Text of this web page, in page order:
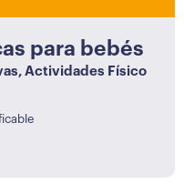
para bebés
, Actividades Físico